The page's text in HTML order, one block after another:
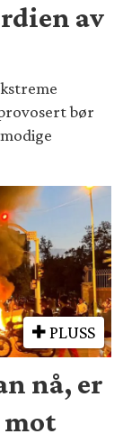
av
bør
PLUSS
nå, er
mot